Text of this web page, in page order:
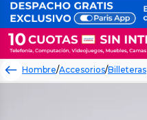
Hombre/Accesorios/Billeteras